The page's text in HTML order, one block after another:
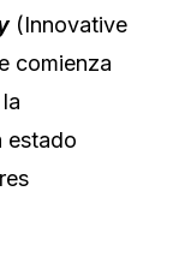
(Innovative
comienza
estado